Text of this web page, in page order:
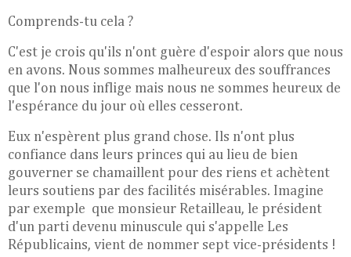
Comprends-tu cela ?
C'est je crois qu'ils n'ont guère d'espoir alors que nous
en avons. Nous sommes malheureux des souffrances
que l'on nous inflige mais nous ne sommes heureux de
l'espérance du jour où elles cesseront.
Eux n'espèrent plus grand chose. Ils n'ont plus
confiance dans leurs princes qui au lieu de bien
gouverner se chamaillent pour des riens et achètent
leurs soutiens par des facilités misérables. Imagine
par exemple que monsieur Retailleau, le président
d'un parti devenu minuscule qui s'appelle Les
Républicains, vient de nommer sept vice-présidents !